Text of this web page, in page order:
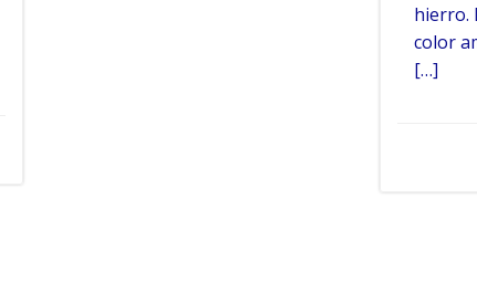
hierro.
color
[…]